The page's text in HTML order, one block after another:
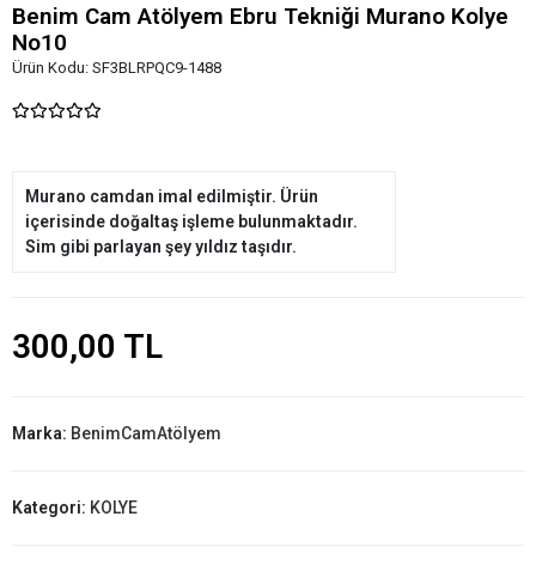
Benim Cam Atölyem Ebru Tekniği Murano Kolye
No10
Ürün Kodu: SF3BLRPQC9-1488
Murano camdan imal edilmiştir. Ürün
içerisinde doğaltaş işleme bulunmaktadır.
Sim gibi parlayan şey yıldız taşıdır.
300,00 TL
Marka: BenimCamAtölyem
Kategori: KOLYE